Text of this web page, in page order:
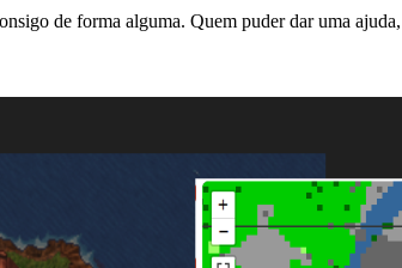
de forma alguma. Quem puder dar uma